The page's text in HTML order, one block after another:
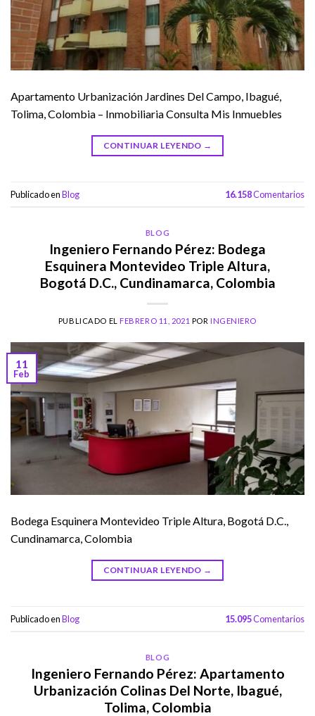
Apartamento Urbanización Jardines Del Campo, Ibagué,
Tolima, Colombia – Inmobiliaria Consulta Mis Inmuebles
CONTINUAR LEYENDO →
Publicado enBlog 16.158Comentarios
BLOG
Ingeniero Fernando Pérez: Bodega
Esquinera Montevideo Triple Altura,
Bogotá D.C., Cundinamarca, Colombia
PUBLICADO ELFEBRERO 11, 2021 POR INGENIERO
11
Feb
Bodega Esquinera Montevideo Triple Altura, Bogotá D.C.,
Cundinamarca, Colombia
CONTINUAR LEYENDO →
Publicado enBlog 15.095Comentarios
BLOG
Ingeniero Fernando Pérez: Apartamento
Urbanización Colinas Del Norte, Ibagué,
Tolima, Colombia